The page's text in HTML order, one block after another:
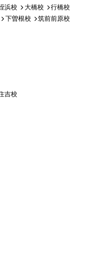
浜校 大橋校
行橋校
下曽根校
筑前前原校
吉校